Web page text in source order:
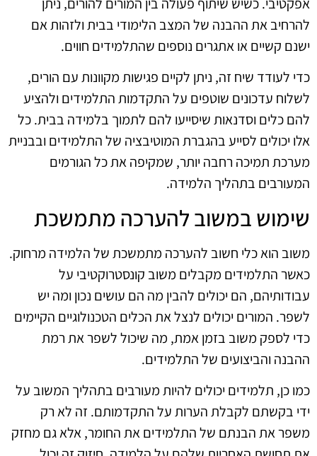
להרחיב את ההבנה של המצב הלימודי בבית ולזהות אם
ישנם קשיים או אתגרים נוספים שהתלמידים חווים.
כדי לעודד שיח זה, ניתן לקיים פגישות מקוונות עם הורים,
לשלוח עדכונים שוטפים על התקדמות התלמידים ולהציע
להם כלים וסדנאות שיסייעו להם לתמוך בלמידה בבית. כל
אלו יכולים לסייע בהגברת המוטיבציה של התלמידים ובבניית
מערכת תמיכה רחבה יותר, שמקיפה את כל הגורמים
המעורבים בתהליך הלמידה.
שימוש במשוב להערכה מתמשכת
משוב הוא כלי חשוב להערכה מתמשכת של הלמידה מרחוק.
כאשר התלמידים מקבלים משוב קונסטרוקטיבי על
עבודותיהם, הם יכולים להבין מה הם עושים נכון ומה יש
לשפר. המורים יכולים לנצל את הכלים הטכנולוגיים הקיימים
כדי לספק משוב בזמן אמת, מה שיכול לשפר את רמת
ההבנה והביצועים של התלמידים.
כמו כן, תלמידים יכולים להיות מעורבים בתהליך המשוב על
ידי בקשתם לקבלת הערות על התקדמותם. זה לא רק
משפר את הבנתם של התלמידים את החומר, אלא גם מחזק